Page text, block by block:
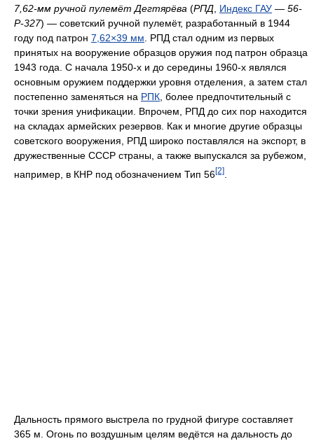
7,62-мм ручной пулемёт Дегтярёва (РПД Индекс ГАУ — 56-
Р-327) — советский ручной пулемёт, разработанный в 1944
году под патрон 7,62×39 мм . РПД стал одним из первых
принятых на вооружение образцов оружия под патрон образца
1943 года. С начала 1950-х и до середины 1960-х являлся
основным оружием поддержки уровня отделения, а затем стал
постепенно заменяться на РПК , более предпочтительный с
точки зрения унификации. Впрочем, РПД до сих пор находится
на складах армейских резервов. Как и многие другие образцы
советского вооружения, РПД широко поставлялся на экспорт, в
дружественные СССР страны, а также выпускался за рубежом,
например, в КНР под обозначением Тип 56[2]
Дальность прямого выстрела по грудной фигуре составляет
365 м. Огонь по воздушным целям ведётся на дальность до